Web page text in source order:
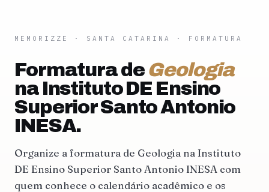
MEMORIZZE · SANTA CATARINA · FORMATURA
Formatura de Geologia
na Instituto DE Ensino
Superior Santo Antonio
INESA.
Organize a formatura de Geologia na Instituto
DE Ensino Superior Santo Antonio INESA com
quem conhece o calendário acadêmico e os